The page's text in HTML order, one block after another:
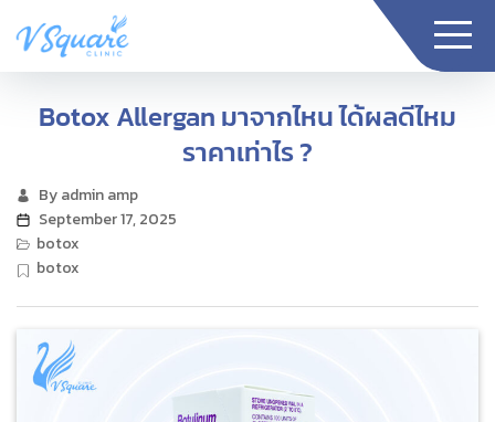
to
Clinic
Botox Allergan มาจากไหน ได้ผลดีไหม
ราคาเท่าไร ?
Post
author
Byadmin amp
Post
date
September 17, 2025
Categories
botox
botox